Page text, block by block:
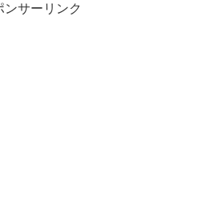
ンサーリンク